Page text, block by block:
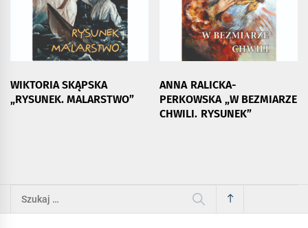
WIKTORIA SKĄPSKA
„RYSUNEK. MALARSTWO”
ANNA RALICKA-
PERKOWSKA „W BEZMIARZE
CHWILI. RYSUNEK”
Szukaj: